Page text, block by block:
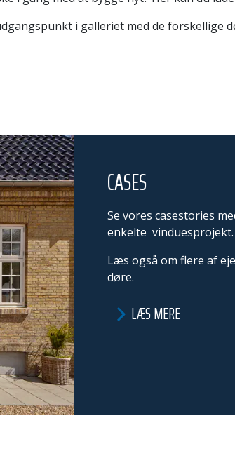
i galleriet med de forskellige
CASES
Se vores casestories
enkelte vinduesprojekt.
Læs også om flere af
døre.
LÆS MERE